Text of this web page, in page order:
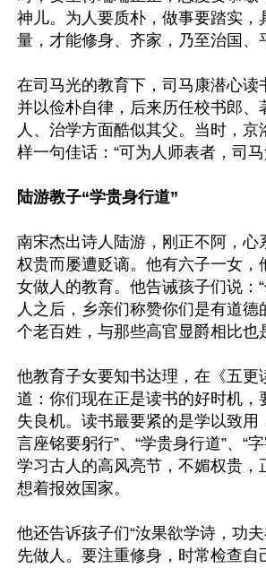
神儿。为人要质朴，做事要踏实，
量，才能修身、齐家，乃至治国、
在司马光的教育下，司马康潜心读
并以俭朴自律，后来历任校书郎、
人、治学方面酷似其父。当时，京
样一句佳话：“可为人师表者，司
陆游教子“学贵身行道”
南宋杰出诗人陆游，刚正不阿，心
权贵而屡遭贬谪。他有六子一女，
女做人的教育。他告诫孩子们说：
人之后，乡亲们称赞你们是有道德
个老百姓，与那些高官显爵相比也
他教育子女要知书达理，在《五更
道：你们现在正是读书的好时机，
失良机。读书最要紧的是学以致用
言座铭要躬行”、“学贵身行道”、“字
学习古人的高风亮节，不媚权贵，
想着报效国家。
他还告诉孩子们“汝果欲学诗，功
先做人。要注重修身，时常检查自